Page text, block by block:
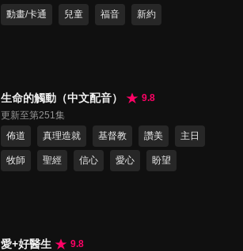
動畫/卡通
兒童 福音 新約
生命的觸動（中文配音）
9.8
更新至第251集
佈道
真理造就 基督教 讚美 主日
牧師 聖經 信心 愛心 盼望
愛+好醫生
9.8